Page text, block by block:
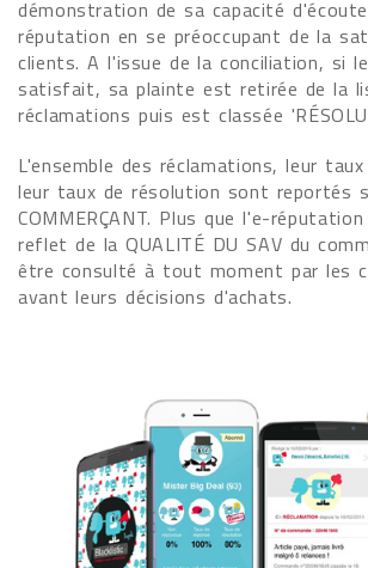
démonstration de sa capacité
réputation en se préoccupant de la
clients. A l'issue de la conciliation, si
satisfait, sa plainte est retirée de la
réclamations puis est classée
L'ensemble des réclamations, leur
leur taux de résolution sont reportés
COMMERÇANT. Plus que l'e-
reflet de la QUALITÉ DU SAV du
être consulté à tout moment par les
avant leurs décisions d'achats.